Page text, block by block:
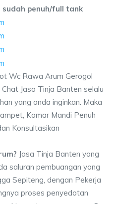
penuh/full tank
Wc Rawa Arum Gerogol
Jasa Tinja Banten selalu
yang anda inginkan. Maka
Kamar Mandi Penuh
Konsultasikan
Jasa Tinja Banten yang
saluran pembuangan yang
Sepiteng, dengan Pekerja
proses penyedotan